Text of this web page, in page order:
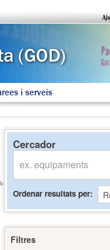
i serveis
Cercador
Ordenar resultats per
Filtres